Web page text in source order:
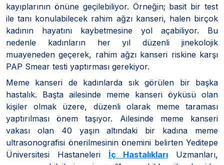
kayıplarının önüne geçilebiliyor. Örneğin; basit bir test
ile tanı konulabilecek rahim ağzı kanseri, halen birçok
kadının hayatını kaybetmesine yol açabiliyor. Bu
nedenle kadınların her yıl düzenli jinekolojik
muayeneden geçerek, rahim ağzı kanseri riskine karşı
PAP Smear testi yaptırması gerekiyor.
Meme kanseri de kadınlarda sık görülen bir başka
hastalık. Başta ailesinde meme kanseri öyküsü olan
kişiler olmak üzere, düzenli olarak meme taraması
yaptırılması önem taşıyor. Ailesinde meme kanseri
vakası olan 40 yaşın altındaki bir kadına meme
ultrasonografisi önerilmesinin önemini belirten Yeditepe
Üniversitesi Hastaneleri İç Hastalıkları Uzmanları,